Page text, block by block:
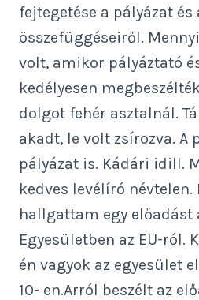
fejtegetése a pályázat
összefüggéseiről.
volt, amikor pályáztató
kedélyesen
dolgot fehér asztalnál.
akadt, le volt zsírozva. A
pályázat is. Kádári idill.
kedves levélíró névtelen.
hallgattam egy előadást
Egyesületben az EU-ról.
én vagyok az egyesület
10- en.Arról beszélt az